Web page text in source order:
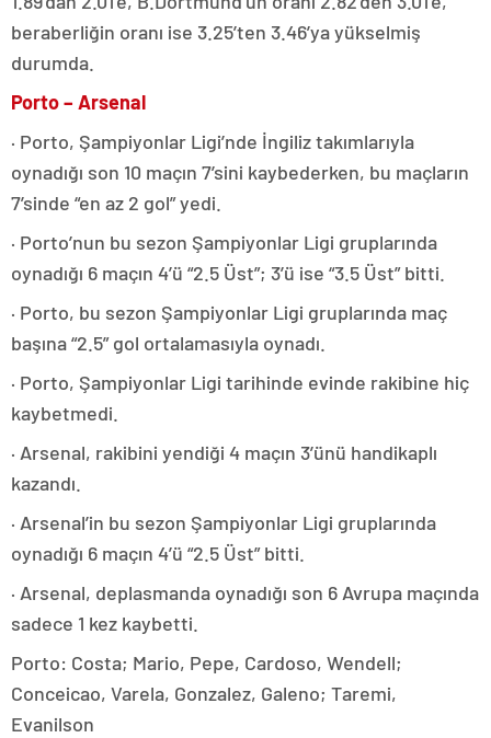
beraberliğin oranı ise 3.25’ten 3.46’ya yükselmiş
durumda.
Porto – Arsenal
· Porto, Şampiyonlar Ligi’nde İngiliz takımlarıyla
oynadığı son 10 maçın 7’sini kaybederken, bu maçların
7’sinde “en az 2 gol” yedi.
· Porto’nun bu sezon Şampiyonlar Ligi gruplarında
oynadığı 6 maçın 4’ü “2.5 Üst”; 3’ü ise “3.5 Üst” bitti.
· Porto, bu sezon Şampiyonlar Ligi gruplarında maç
başına “2.5” gol ortalamasıyla oynadı.
· Porto, Şampiyonlar Ligi tarihinde evinde rakibine hiç
kaybetmedi.
· Arsenal, rakibini yendiği 4 maçın 3’ünü handikaplı
kazandı.
· Arsenal’in bu sezon Şampiyonlar Ligi gruplarında
oynadığı 6 maçın 4’ü “2.5 Üst” bitti.
· Arsenal, deplasmanda oynadığı son 6 Avrupa maçında
sadece 1 kez kaybetti.
Porto: Costa; Mario, Pepe, Cardoso, Wendell;
Conceicao, Varela, Gonzalez, Galeno; Taremi,
Evanilson